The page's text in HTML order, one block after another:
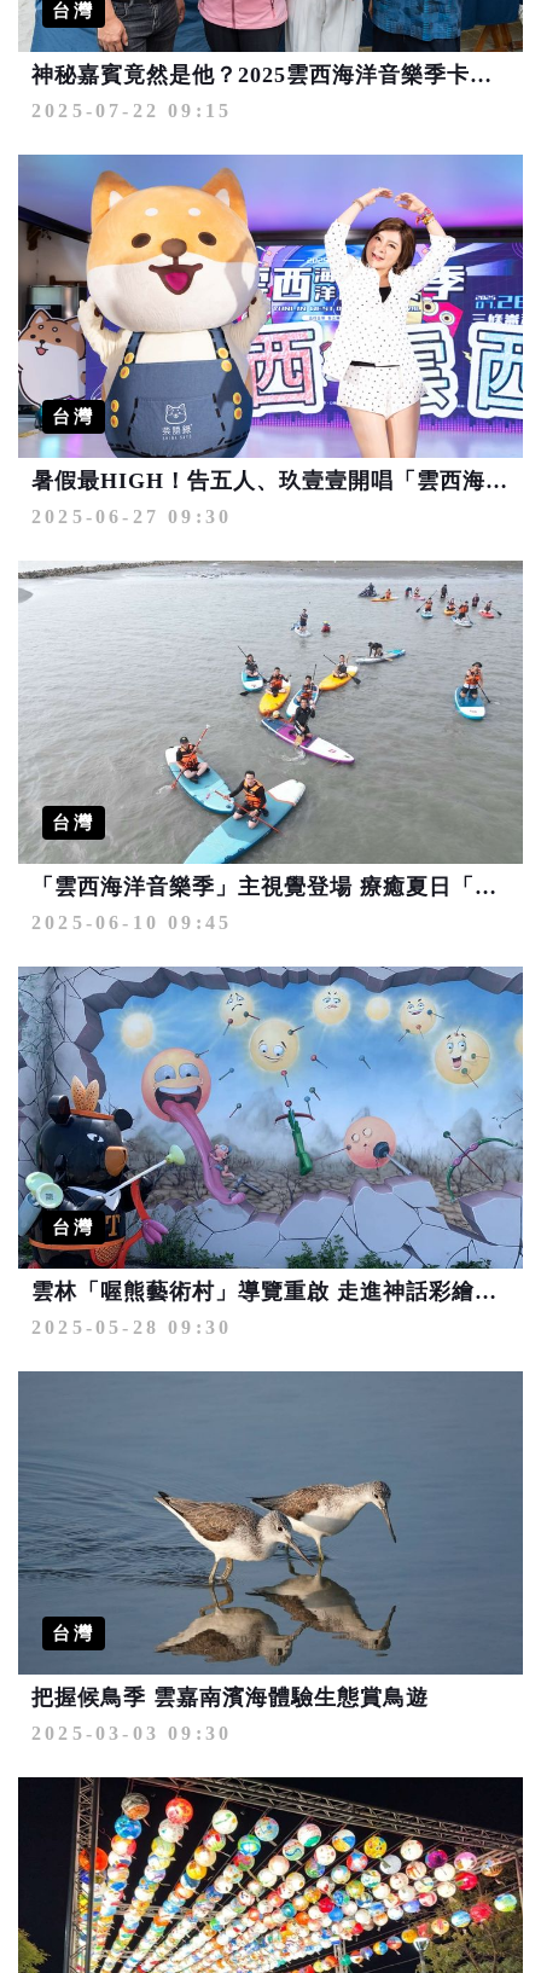
台灣
神秘嘉賓竟然是他？2025雲西海洋音樂季卡司加碼再升級！本周六重磅登場
2025-07-22 09:15
台灣
暑假最HIGH！告五人、玖壹壹開唱「雲西海洋音樂季」7/26.27解鎖西海岸最強盛夏派對
2025-06-27 09:30
台灣
「雲西海洋音樂季」主視覺登場 療癒夏日「聲」浪啟動
2025-06-10 09:45
台灣
雲林「喔熊藝術村」導覽重啟 走進神話彩繪與海濱詩意的藝術時光
2025-05-28 09:30
台灣
把握候鳥季 雲嘉南濱海體驗生態賞鳥遊
2025-03-03 09:30